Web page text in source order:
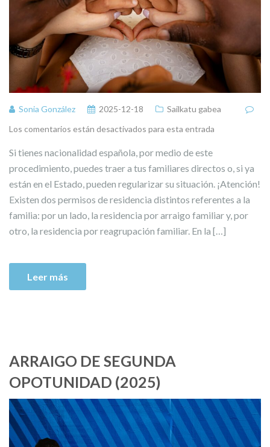
Sonia González 2025-12-18
Sailkatu gabea
Los comentarios están desactivados para esta entrada
Si tienes nacionalidad española, por medio de este
procedimiento, puedes traer a tus familiares directos o, si ya
están en el Estado, pueden regularizar su situación. ¡Atención!
Existen dos permisos de residencia distintos referentes a la
familia: por un lado, la residencia por arraigo familiar y, por
otro, la residencia por reagrupación familiar. En la […]
Leer más
ARRAIGO DE SEGUNDA
OPOTUNIDAD (2025)